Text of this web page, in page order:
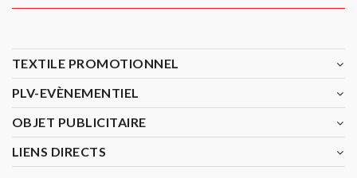
TEXTILE PROMOTIONNEL
PLV-EVÈNEMENTIEL
OBJET PUBLICITAIRE
LIENS DIRECTS